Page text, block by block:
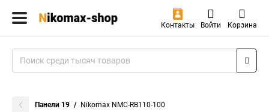
Контакты Войти Корзина
Панели 19 Nikomax NMC-RB110-100